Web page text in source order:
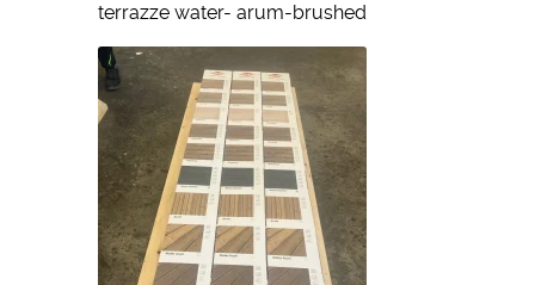
terrazze water- arum-brushed